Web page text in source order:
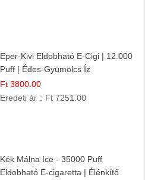
Eper-Kivi Eldobható E-Cigi | 12.000
Puff | Édes-Gyümölcs Íz
Ft 3800.00
Eredeti ár： Ft 7251.00
Kék Málna Ice - 35000 Puff
Eldobható E-cigaretta | Élénkítő